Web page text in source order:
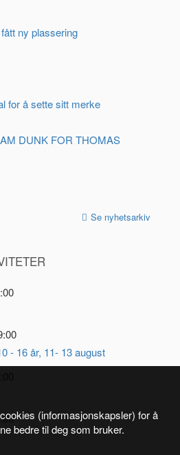
ny plassering
for å sette sitt merke
DUNK FOR THOMAS
Se nyhetsarkiv
- 16 år, 11- 13 august
(informasjonskapsler) for å
bedre til deg som bruker.